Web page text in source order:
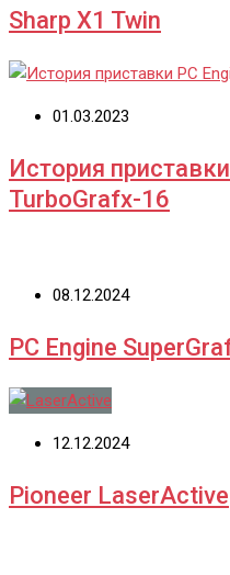
Sharp X1 Twin
01.03.2023
История
TurboGrafx-16
08.12.2024
PC Engine
12.12.2024
Pioneer LaserActive